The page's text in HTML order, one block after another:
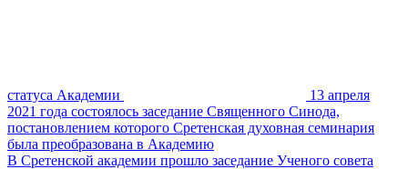
статуса Академии
13 апреля
2021 года состоялось заседание Священного Синода,
постановлением которого Сретенская духовная семинария
была преобразована в Академию
В Сретенской академии прошло заседание Ученого совета